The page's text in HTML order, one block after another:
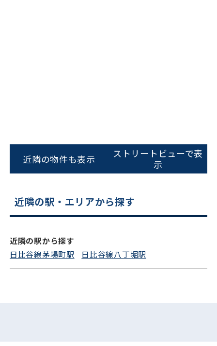
スムーズにご案内できます
0120-620-213
電話でお問い合わせ
近隣の物件も表示
ストリートビューで表
示
近隣の駅・エリアから探す
近隣の駅から探す
日比谷線茅場町駅
日比谷線八丁堀駅